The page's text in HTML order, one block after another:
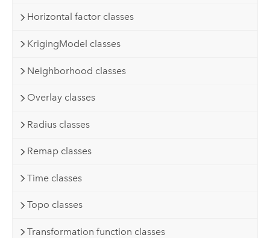
Horizontal factor classes
KrigingModel classes
Neighborhood classes
Overlay classes
Radius classes
Remap classes
Time classes
Topo classes
Transformation function classes